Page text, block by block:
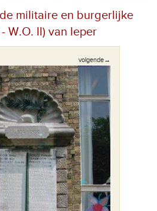
militaire en burgerlijke
W.O. II) van Ieper
volgende→